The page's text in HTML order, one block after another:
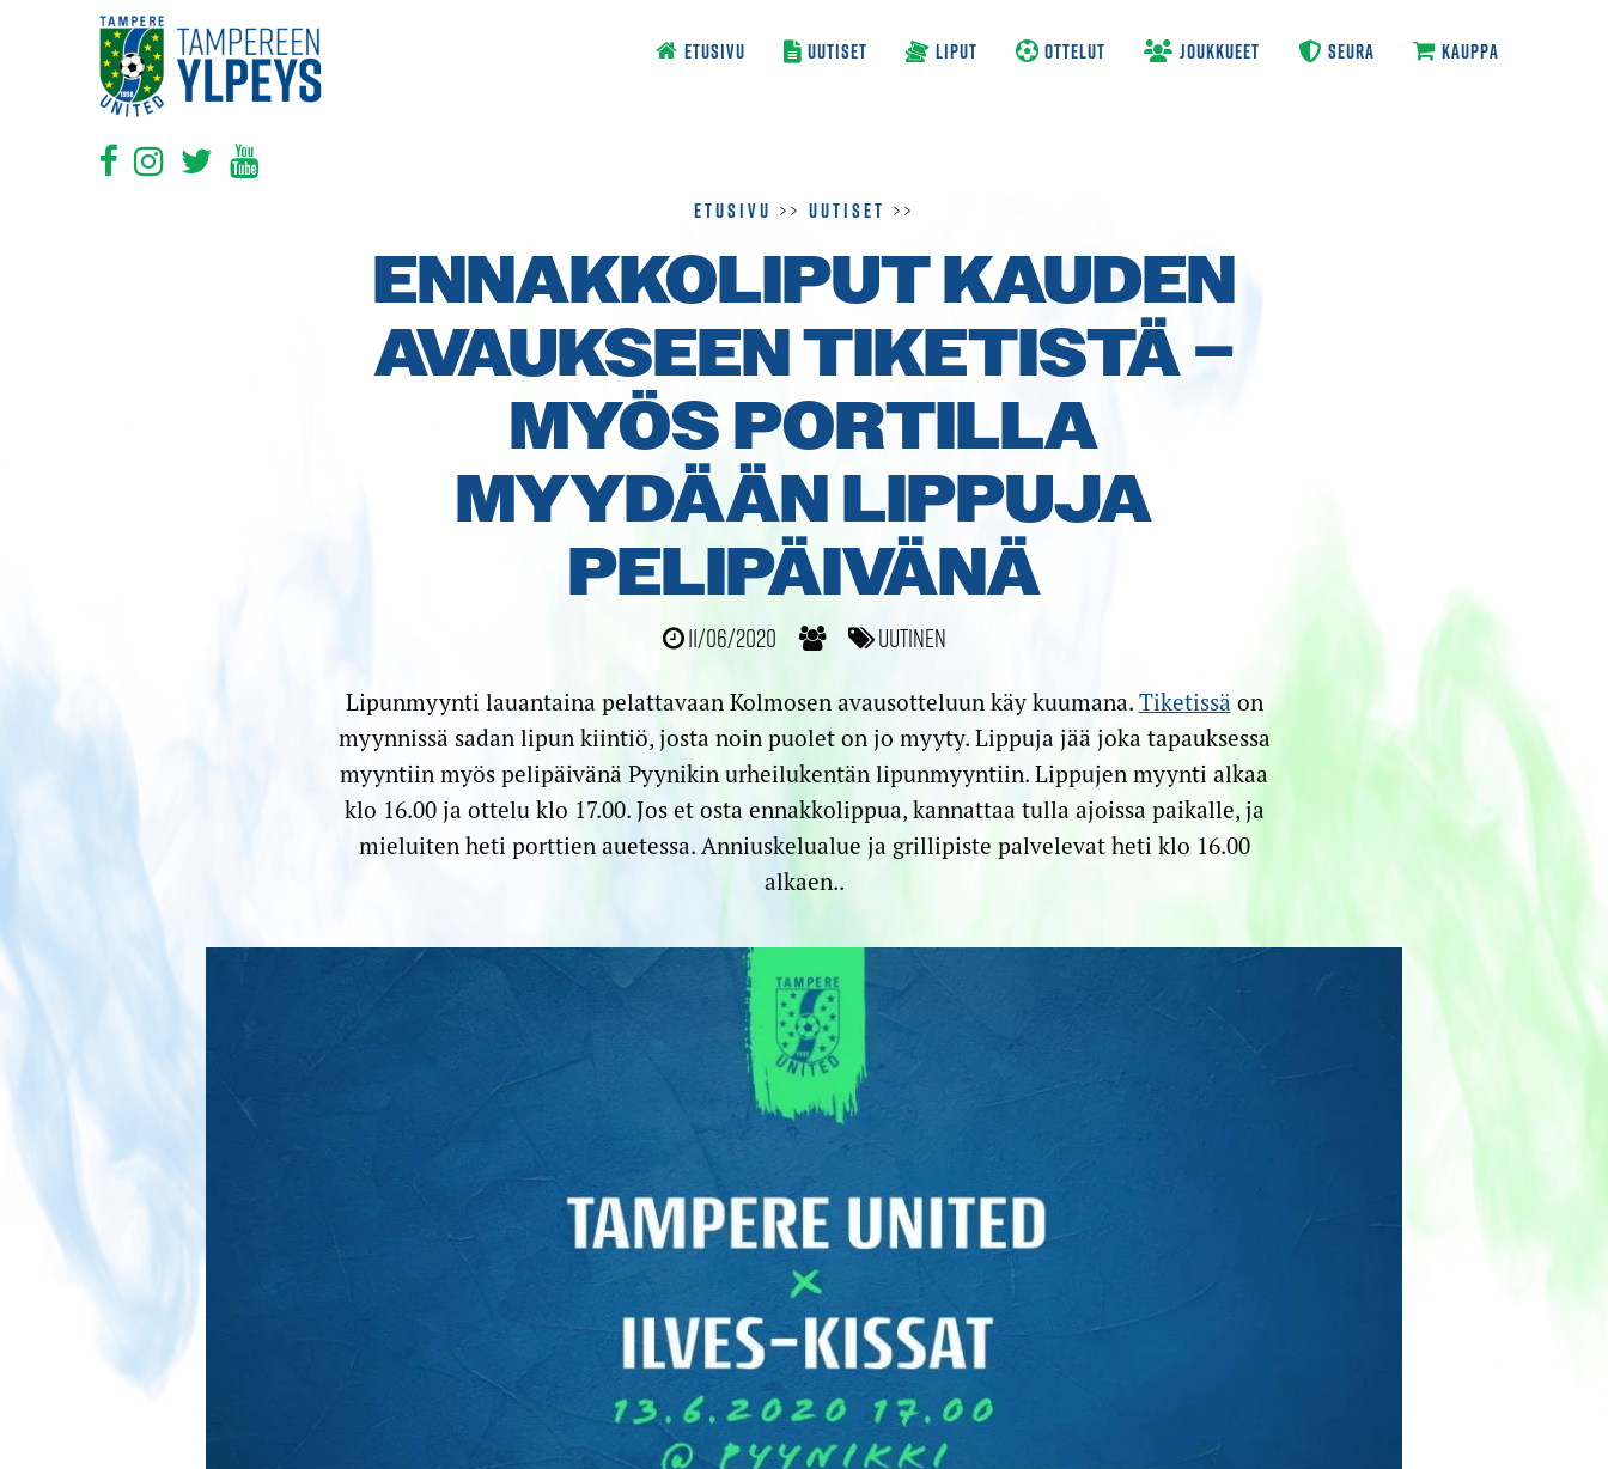
ETUSIVU UUTISET LIPUT OTTELUT JOUKKUEET SEURA KAUPPA
Etusivu >> Uutiset >>
ENNAKKOLIPUT KAUDEN
AVAUKSEEN TIKETISTÄ –
MYÖS PORTILLA
MYYDÄÄN LIPPUJA
PELIPÄIVÄNÄ
11/06/2020 Uutinen
Lipunmyynti lauantaina pelattavaan Kolmosen avausotteluun käy kuumana. Tiketissä on
myynnissä sadan lipun kiintiö, josta noin puolet on jo myyty. Lippuja jää joka tapauksessa
myyntiin myös pelipäivänä Pyynikin urheilukentän lipunmyyntiin. Lippujen myynti alkaa
klo 16.00 ja ottelu klo 17.00. Jos et osta ennakkolippua, kannattaa tulla ajoissa paikalle, ja
mieluiten heti porttien auetessa. Anniuskelualue ja grillipiste palvelevat heti klo 16.00
alkaen..